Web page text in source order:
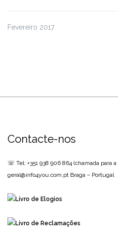
Fevereiro 2017
Contacte-nos
☏ Tel: +351 938 906 864 (chamada para
geral@info4you.com.pt Braga – Portugal